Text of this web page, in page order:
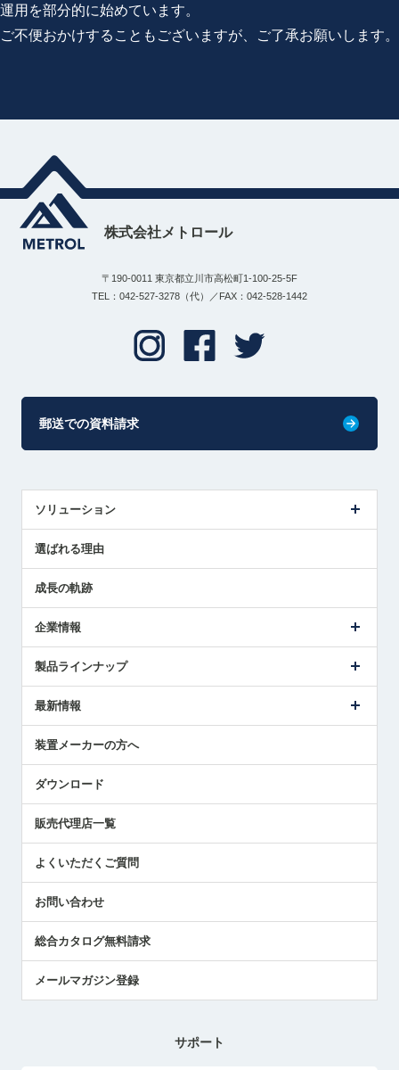
運用を部分的に始めています。
ご不便おかけすることもございますが、ご了承お願いします。
株式会社メトロール
〒190-0011 東京都立川市高松町1-100-25-5F
TEL：042-527-3278（代）／FAX：042-528-1442
郵送での資料請求
ソリューション
解決策提案
選ばれる理由
成長の軌跡
企業情報
ごあいさつ
受賞履歴
採用情報
国/地域/言語
製品ラインナップ
ツールセッタ製品
エアマイクロセンサ製品
最新情報
メトロールの技術
社員ブログ
中小企業のBCP地震対策
センサのテクニカルガイド
社長ブログ
装置メーカーの方へ
ダウンロード
販売代理店一覧
よくいただくご質問
お問い合わせ
総合カタログ無料請求
メールマガジン登録
サポート